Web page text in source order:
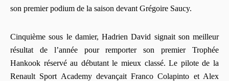
son premier podium de la saison devant Grégoire Saucy.
Cinquième sous le damier, Hadrien David signait son meilleur
résultat de l’année pour remporter son premier Trophée
Hankook réservé au débutant le mieux classé. Le pilote de la
Renault Sport Academy devançait Franco Colapinto et Alex